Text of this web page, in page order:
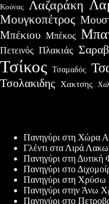
Κούνας Λαζαράκη
Μουγκοπέτρος
Μπέκιου Μπέκος
Πετεινός Πλακιάς
Τσίκος Τσαμαδός
Τσολακιδης Χακτσης
Πανηγύρι στη Χώρα
Γλέντι στα Λιρά
Πανηγύρι στη Δυτική
Πανηγύρι στο
Πανηγύρι στη Χρύσω
Πανηγύρι στην Άνω
Πανηγύρι στο